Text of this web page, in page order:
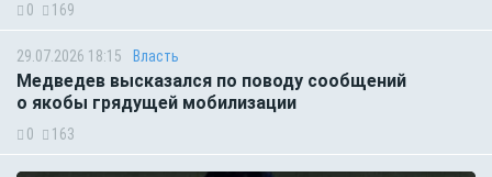
0 169
29.07.2026 18:15 Власть
Медведев высказался по поводу сообщений
о якобы грядущей мобилизации
0 163